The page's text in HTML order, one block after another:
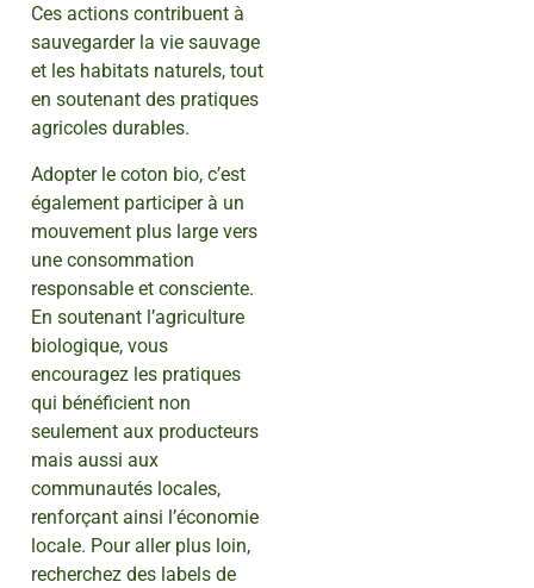
Ces actions contribuent à
sauvegarder la vie sauvage
et les habitats naturels, tout
en soutenant des pratiques
agricoles durables.
Adopter le coton bio, c’est
également participer à un
mouvement plus large vers
une consommation
responsable et consciente.
En soutenant l’agriculture
biologique, vous
encouragez les pratiques
qui bénéficient non
seulement aux producteurs
mais aussi aux
communautés locales,
renforçant ainsi l’économie
locale. Pour aller plus loin,
recherchez des labels de